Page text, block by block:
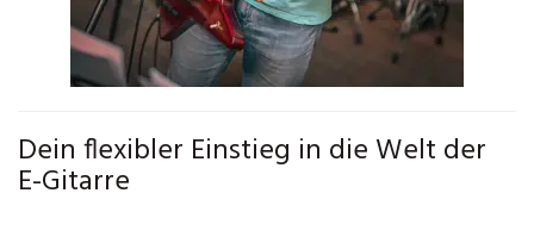
Dein flexibler Einstieg in die Welt der
E-Gitarre